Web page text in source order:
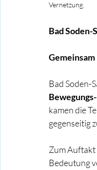
Vernetzung.
Bad Soden-
Bad Soden-
kamen die
gegenseitig
Zum
Bedeutung